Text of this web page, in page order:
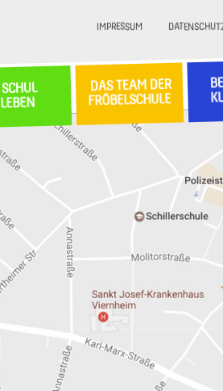
IMPRESSUM
SCHUL
LEBEN
DAS TEAM DER
FRÖBELSCHULE